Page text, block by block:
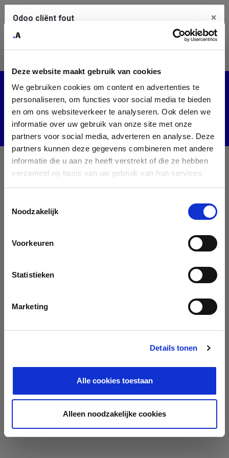
Deze website maakt gebruik van cookies
We gebruiken cookies om content en advertenties te
personaliseren, om functies voor social media te bieden
en om ons websiteverkeer te analyseren. Ook delen we
informatie over uw gebruik van onze site met onze
partners voor social media, adverteren en analyse. Deze
partners kunnen deze gegevens combineren met andere
informatie die u aan ze heeft verstrekt of die ze hebben
verzameld op basis van uw gebruik van hun services.
Noodzakelijk
Voorkeuren
Statistieken
Marketing
Details tonen
Alle cookies toestaan
Alleen noodzakelijke cookies
Alle cursussen
Odoo cliënt fout ×
klembord
Je dient de kopieer knop te gebruiken om de fout te melden
aan support.
Bekijk details